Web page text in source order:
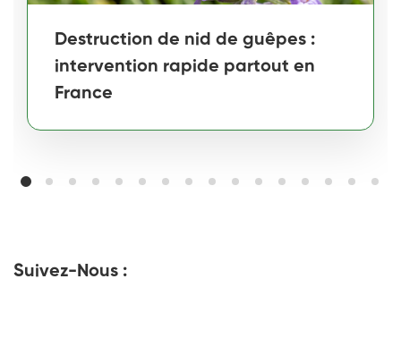
Destruction de nid de guêpes :
intervention rapide partout en
France
Suivez-Nous :